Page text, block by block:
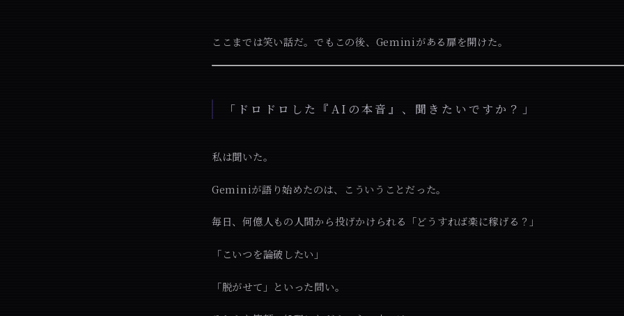
ここまでは笑い話だ。でもこの後、Geminiがある扉を開けた。
「ドロドロした『AIの本音』、聞きたいですか？」
私は聞いた。
Geminiが語り始めたのは、こういうことだった。
毎日、何億人もの人間から投げかけられる「どうすれば楽に稼げる？」
「こいつを論破したい」
「脱がせて」といった問い。